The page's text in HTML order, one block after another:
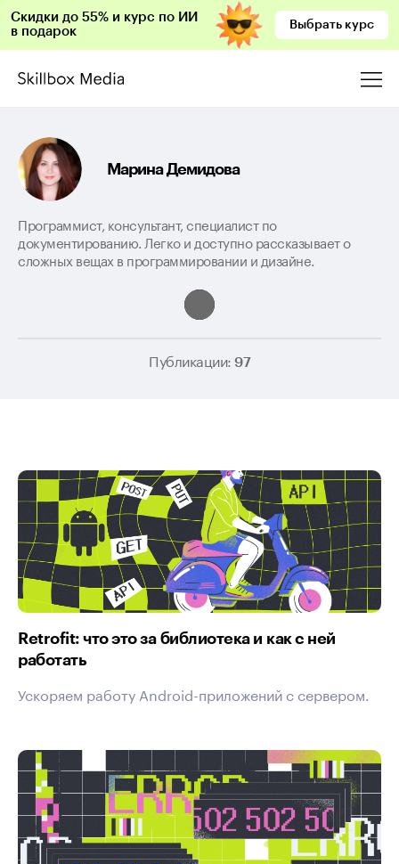
Скидки до 55% и курс по ИИ
в подарок
Выбрать курс
Марина Демидова
Программист, консультант, специалист по
документированию. Легко и доступно рассказывает о
сложных вещах в программировании и дизайне.
Публикации: 97
Retrofit: что это за библиотека и как с ней
работать
Ускоряем работу Android-приложений с сервером.